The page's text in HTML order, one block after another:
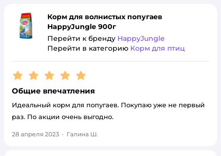
Корм для волнистых попугаев
HappyJungle 900г
Перейти к бренду HappyJungle
Перейти в категорию Корм для птиц
Рейтинг:5
Общие впечатления
Идеальный корм для попугаев. Покупаю уже не первый
раз. По акции очень выгодно.
28 апреля 2023 · Галина Ш.